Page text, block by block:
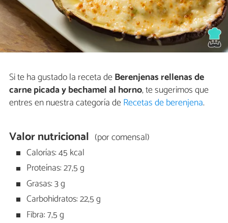
Si te ha gustado la receta deBerenjenas rellenas de
carne picada y bechamel al horno, te sugerimos que
entres en nuestra categoría deRecetas de berenjena.
Valor nutricional (por comensal)
Calorías: 45 kcal
Proteínas: 27,5 g
Grasas: 3 g
Carbohidratos: 22,5 g
Fibra: 7,5 g